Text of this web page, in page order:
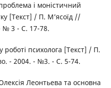
і моністичний
[Текст] / П. М’ясоїд //
№ 3 - C. 17-78.
роботі психолога [Текст] / П.
- 2004. - №3. - С. 5-74.
Леонтьева та основна